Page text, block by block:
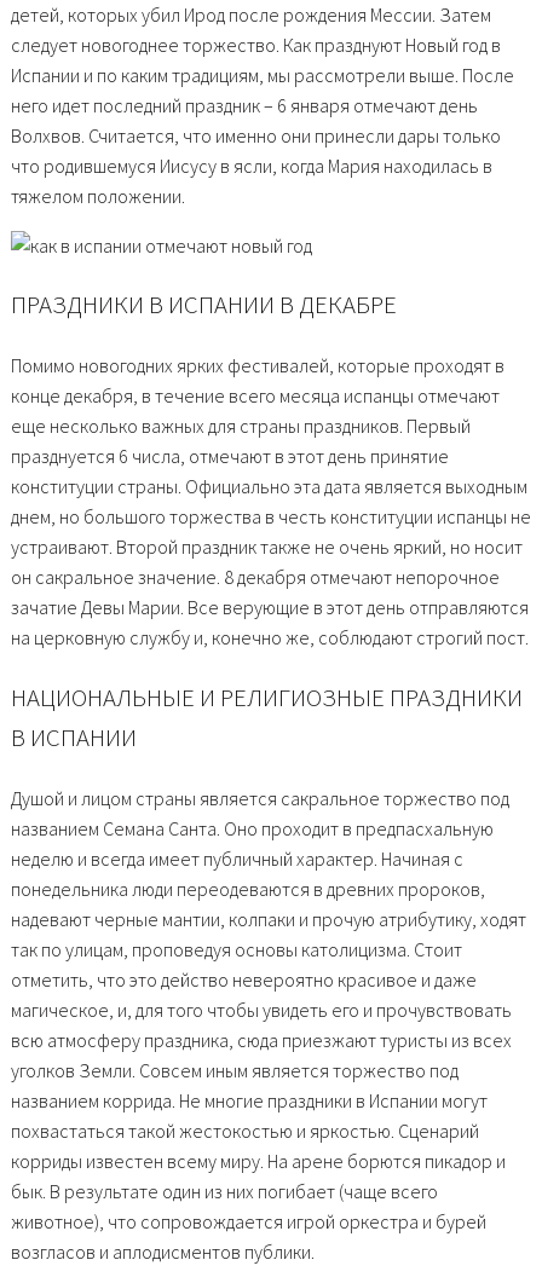
детей, которых убил Ирод после рождения Мессии. Затем
следует новогоднее торжество. Как празднуют Новый год в
Испании и по каким традициям, мы рассмотрели выше. После
него идет последний праздник – 6 января отмечают день
Волхвов. Считается, что именно они принесли дары только
что родившемуся Иисусу в ясли, когда Мария находилась в
тяжелом положении.
ПРАЗДНИКИ В ИСПАНИИ В ДЕКАБРЕ
Помимо новогодних ярких фестивалей, которые проходят в
конце декабря, в течение всего месяца испанцы отмечают
еще несколько важных для страны праздников. Первый
празднуется 6 числа, отмечают в этот день принятие
конституции страны. Официально эта дата является выходным
днем, но большого торжества в честь конституции испанцы не
устраивают. Второй праздник также не очень яркий, но носит
он сакральное значение. 8 декабря отмечают непорочное
зачатие Девы Марии. Все верующие в этот день отправляются
на церковную службу и, конечно же, соблюдают строгий пост.
НАЦИОНАЛЬНЫЕ И РЕЛИГИОЗНЫЕ ПРАЗДНИКИ
В ИСПАНИИ
Душой и лицом страны является сакральное торжество под
названием Семана Санта. Оно проходит в предпасхальную
неделю и всегда имеет публичный характер. Начиная с
понедельника люди переодеваются в древних пророков,
надевают черные мантии, колпаки и прочую атрибутику, ходят
так по улицам, проповедуя основы католицизма. Стоит
отметить, что это действо невероятно красивое и даже
магическое, и, для того чтобы увидеть его и прочувствовать
всю атмосферу праздника, сюда приезжают туристы из всех
уголков Земли. Совсем иным является торжество под
названием коррида. Не многие праздники в Испании могут
похвастаться такой жестокостью и яркостью. Сценарий
корриды известен всему миру. На арене борются пикадор и
бык. В результате один из них погибает (чаще всего
животное), что сопровождается игрой оркестра и бурей
возгласов и аплодисментов публики.